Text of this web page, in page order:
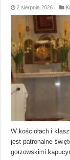
2 sierpnia 2026
W kościołach i
jest patronalne
gorzowskimi